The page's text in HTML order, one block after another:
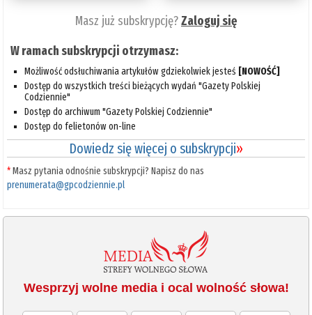
Masz już subskrypcję?Zaloguj się
W ramach subskrypcji otrzymasz:
Możliwość odsłuchiwania artykułów gdziekolwiek jesteś [NOWOŚĆ]
Dostęp do wszystkich treści bieżących wydań "Gazety Polskiej
Codziennie"
Dostęp do archiwum "Gazety Polskiej Codziennie"
Dostęp do felietonów on-line
Dowiedz się więcej o subskrypcji»
*Masz pytania odnośnie subskrypcji? Napisz do nas
prenumerata@gpcodziennie.pl
Wesprzyj wolne media i ocal wolność słowa!